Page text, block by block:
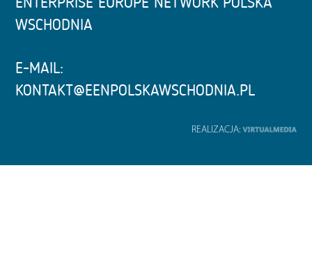
WSCHODNIA
E-MAIL:
KONTAKT@EENPOLSKAWSCHODNIA.PL
REALIZACJA: